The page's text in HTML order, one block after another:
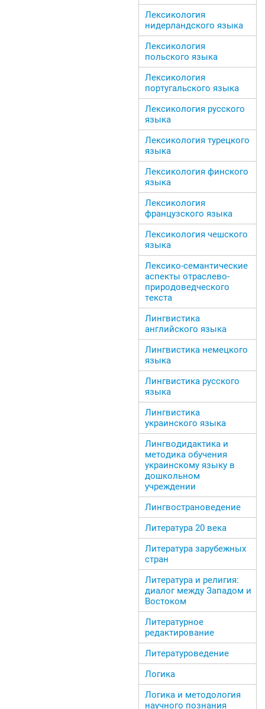
Лексикология
нидерландского языка
Лексикология
польского языка
Лексикология
португальского языка
Лексикология русского
языка
Лексикология турецкого
языка
Лексикология финского
языка
Лексикология
французского языка
Лексикология чешского
языка
Лексико-семантические
аспекты отраслево-
природоведческого
текста
Лингвистика
английского языка
Лингвистика немецкого
языка
Лингвистика русского
языка
Лингвистика
украинского языка
Лингводидактика и
методика обучения
украинскому языку в
дошкольном
учреждении
Лингвострановедение
Литература 20 века
Литература зарубежных
стран
Литература и религия:
диалог между Западом и
Востоком
Литературное
редактирование
Литературоведение
Логика
Логика и методология
научного познания